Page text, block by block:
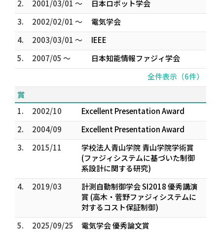
2.
2001/03/01 ～
日本ロボット学会
3.
2002/02/01 ～
電気学会
4.
2003/03/01 ～
IEEE
5.
2007/05 ～
日本知能情報ファジィ学会
全件表示（6件）
賞
1.
2002/10
Excellent Presentation Award
2.
2004/09
Excellent Presentation Award
3.
2015/11
学校法人青山学院 青山学院学術賞
(ファジィシステムに基づいた制御
系設計に関する研究)
4.
2019/03
計測自動制御学会 SI2018 優秀講演
賞 (高木・菅野ファジィシステムに
対するコスト保証制御)
5.
2025/09/25 電気学会 優秀論文賞